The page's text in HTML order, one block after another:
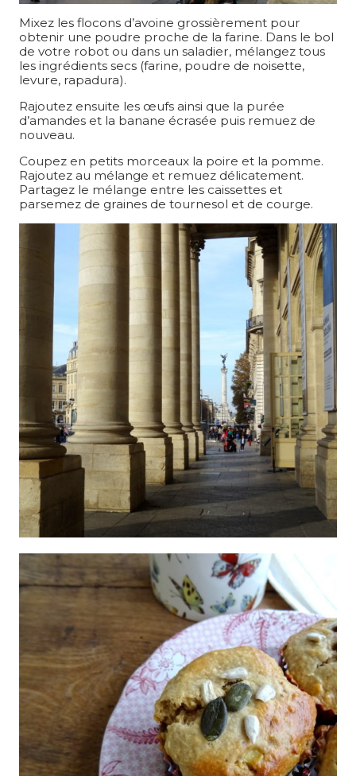
Mixez les flocons d’avoine grossièrement pour
obtenir une poudre proche de la farine. Dans le bol
de votre robot ou dans un saladier, mélangez tous
les ingrédients secs (farine, poudre de noisette,
levure, rapadura).
Rajoutez ensuite les œufs ainsi que la purée
d’amandes et la banane écrasée puis remuez de
nouveau.
Coupez en petits morceaux la poire et la pomme.
Rajoutez au mélange et remuez délicatement.
Partagez le mélange entre les caissettes et
parsemez de graines de tournesol et de courge.